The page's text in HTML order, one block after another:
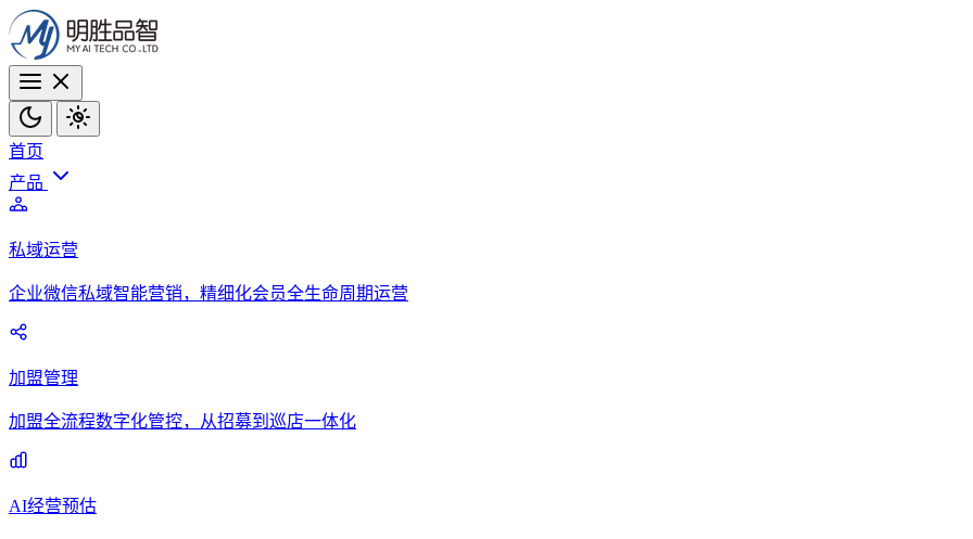
首页
产品
私域运营
企业微信私域智能营销，精细化会员全生命周期运营
加盟管理
加盟全流程数字化管控，从招募到巡店一体化
AI经营预估